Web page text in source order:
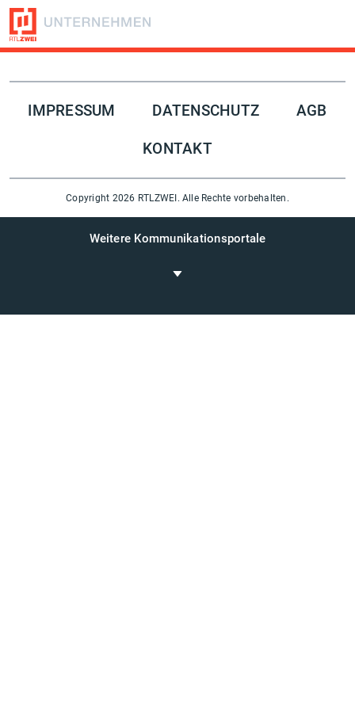
IMPRESSUM DATENSCHUTZ AGB
KONTAKT
Folge uns auf
Copyright 2026 RTLZWEI. Alle Rechte vorbehalten.
Weitere Kommunikationsportale